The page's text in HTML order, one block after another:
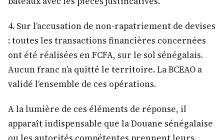
4.⁠ ⁠Sur l’accusation de non-rapatriement de devises
: toutes les transactions financières concernées
ont été réalisées en FCFA, sur le sol sénégalais.
Aucun franc n’a quitté le territoire. La BCEAO a
validé l’ensemble de ces opérations.
A la lumière de ces éléments de réponse, il
apparaît indispensable que la Douane sénégalaise